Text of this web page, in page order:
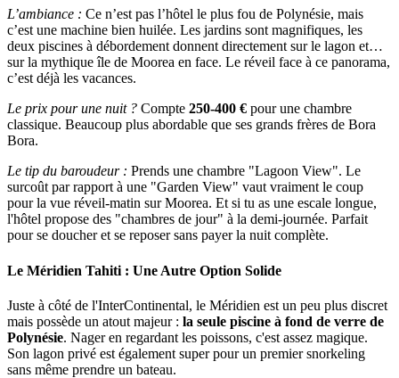
L’ambiance : Ce n’est pas l’hôtel le plus fou de Polynésie, mais
c’est une machine bien huilée. Les jardins sont magnifiques, les
deux piscines à débordement donnent directement sur le lagon et…
sur la mythique île de Moorea en face. Le réveil face à ce panorama,
c’est déjà les vacances.
Le prix pour une nuit ? Compte 250-400 € pour une chambre
classique. Beaucoup plus abordable que ses grands frères de Bora
Bora.
Le tip du baroudeur : Prends une chambre "Lagoon View". Le
surcoût par rapport à une "Garden View" vaut vraiment le coup
pour la vue réveil-matin sur Moorea. Et si tu as une escale longue,
l'hôtel propose des "chambres de jour" à la demi-journée. Parfait
pour se doucher et se reposer sans payer la nuit complète.
Le Méridien Tahiti : Une Autre Option Solide
Juste à côté de l'InterContinental, le Méridien est un peu plus discret
mais possède un atout majeur : la seule piscine à fond de verre de
Polynésie. Nager en regardant les poissons, c'est assez magique.
Son lagon privé est également super pour un premier snorkeling
sans même prendre un bateau.